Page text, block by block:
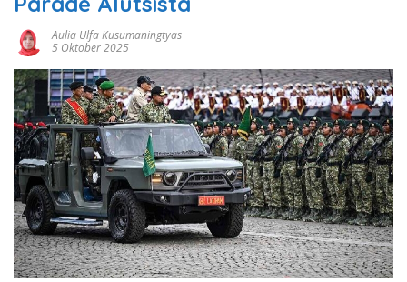
Aulia Ulfa Kusumaningtyas
5 Oktober 2025